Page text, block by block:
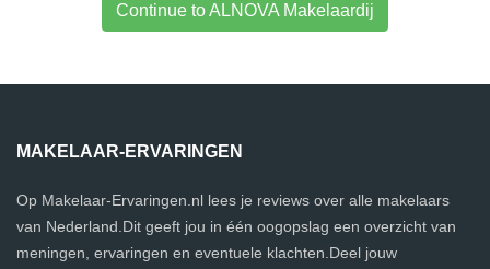
Continue to ALNOVA Makelaardij
MAKELAAR-ERVARINGEN
Op Makelaar-Ervaringen.nl lees je reviews over alle makelaars
van Nederland.Dit geeft jou in één oogopslag een overzicht van
meningen, ervaringen en eventuele klachten.Deel jouw